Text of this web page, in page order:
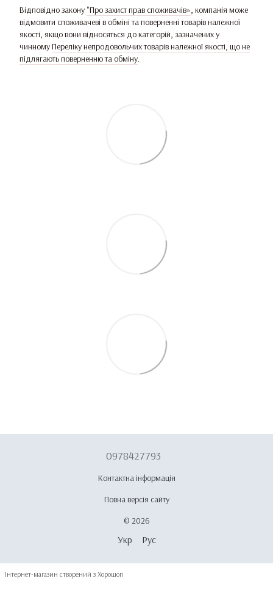
Відповідно закону "Про захист прав споживачів», компанія може
відмовити споживачеві в обміні та поверненні товарів належної
якості, якщо вони відносяться до категорій, зазначених у
чинномуПереліку непродовольчих товарів належної якості, що не
підлягають поверненню та обміну.
0978427793
Контактна інформація
Повна версія сайту
© 2026
Укр Рус
Інтернет-магазин створений з Хорошоп